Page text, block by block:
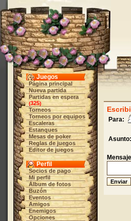
Juegos
Página principal
Nueva partida
Partidas en espera
(325)
Torneos
Torneos por equipos
Escaleras
Estanques
Mesas de poker
Reglas de juegos
Editor de juegos
Perfil
Socios de pago
Mi perfil
Álbum de fotos
Buzón
Eventos
Amigos
Enemigos
Opciones
Para:
Asunto: